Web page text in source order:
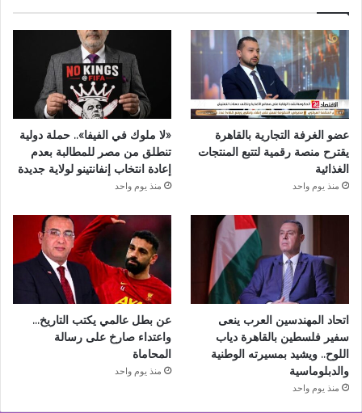
عضو الغرفة التجارية بالقاهرة
يقترح منصة رقمية لتتبع المنتجات
الغذائية
منذ يوم واحد
«لا ملوك في الفيفا».. حملة دولية
تنطلق من مصر للمطالبة بعدم
إعادة انتخاب إنفانتينو لولاية جديدة
منذ يوم واحد
اتحاد المهندسين العرب ينعى
سفير فلسطين بالقاهرة دياب
اللوح.. ويشيد بمسيرته الوطنية
والدبلوماسية
منذ يوم واحد
عن بطل عالمي يكتب التاريخ…
واعتداء صارخ على رسالة
المحاماة
منذ يوم واحد